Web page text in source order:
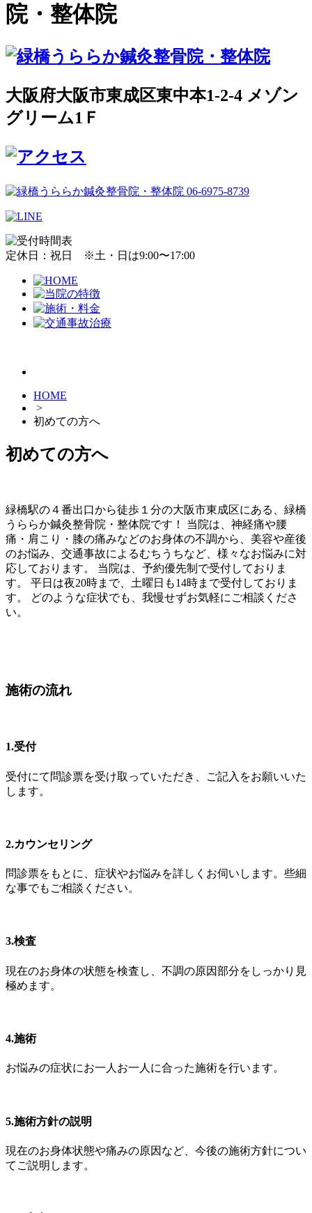
院・整体院
大阪府大阪市東成区東中本1-2-4 メゾン
グリーム1Ｆ
定休日：祝日 ※土・日は9:00〜17:00
HOME
>
初めての方へ
初めての方へ
緑橋駅の４番出口から徒歩１分の大阪市東成区にある、緑橋
うららか鍼灸整骨院・整体院です！ 当院は、神経痛や腰
痛・肩こり・膝の痛みなどのお身体の不調から、美容や産後
のお悩み、交通事故によるむちうちなど、様々なお悩みに対
応しております。 当院は、予約優先制で受付しておりま
す。 平日は夜20時まで、土曜日も14時まで受付しておりま
す。 どのような症状でも、我慢せずお気軽にご相談くださ
い。
施術の流れ
1.受付
受付にて問診票を受け取っていただき、ご記入をお願いいた
します。
2.カウンセリング
問診票をもとに、症状やお悩みを詳しくお伺いします。些細
な事でもご相談ください。
3.検査
現在のお身体の状態を検査し、不調の原因部分をしっかり見
極めます。
4.施術
お悩みの症状にお一人お一人に合った施術を行います。
5.施術方針の説明
現在のお身体状態や痛みの原因など、今後の施術方針につい
てご説明します。